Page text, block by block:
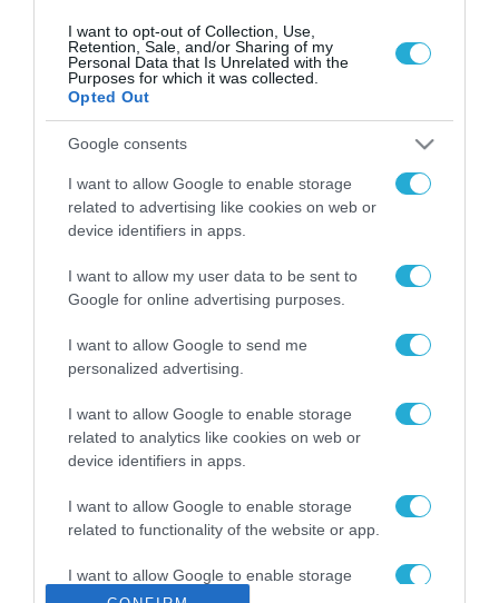
I want to opt-out of Collection, Use,
Retention, Sale, and/or Sharing of my
Personal Data that Is Unrelated with the
Purposes for which it was collected.
Opted Out
Google consents
I want to allow Google to enable storage
related to advertising like cookies on web or
device identifiers in apps.
I want to allow my user data to be sent to
Google for online advertising purposes.
I want to allow Google to send me
personalized advertising.
I want to allow Google to enable storage
related to analytics like cookies on web or
device identifiers in apps.
I want to allow Google to enable storage
related to functionality of the website or app.
I want to allow Google to enable storage
related to personalization.
ΡΟΗ ΕΙΔΗΣΕΩΝ
Το χρηματοδοτούμενο
από την ΕΕ έργο “The
Gaming Police”
ενισχύει την ασφάλεια
των παιδιών στο
διαδίκτυο
31.07.2026
ΑΑΔΕ: Διευκρινίσεις
για τα πρόστιμα σε
αφορούν τους ΦΗΜ
Σ. Καλαφάτης: «Η
Τεχνητή Νοημοσύνη
δεν είναι απλώς μια
μια νέα βιομηχανική
επανάσταση»
Νέος οδηγός του ΕΚΤ
των ελληνικών